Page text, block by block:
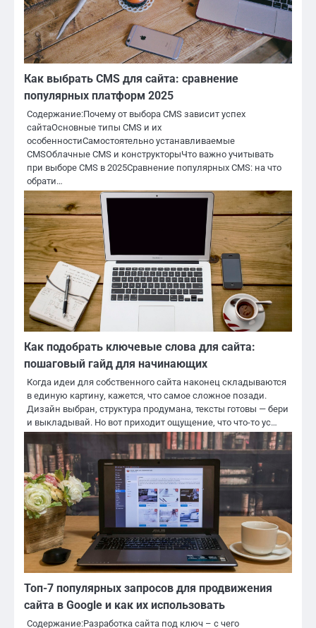
Как выбрать CMS для сайта: сравнение
популярных платформ 2025
Содержание:Почему от выбора CMS зависит успех
сайтаОсновные типы CMS и их
особенностиСамостоятельно устанавливаемые
CMSОблачные CMS и конструкторыЧто важно учитывать
при выборе CMS в 2025Сравнение популярных CMS: на что
обрати…
Как подобрать ключевые слова для сайта:
пошаговый гайд для начинающих
Когда идеи для собственного сайта наконец складываются
в единую картину, кажется, что самое сложное позади.
Дизайн выбран, структура продумана, тексты готовы — бери
и выкладывай. Но вот приходит ощущение, что что-то ус…
Топ-7 популярных запросов для продвижения
сайта в Google и как их использовать
Содержание:Разработка сайта под ключ – с чего